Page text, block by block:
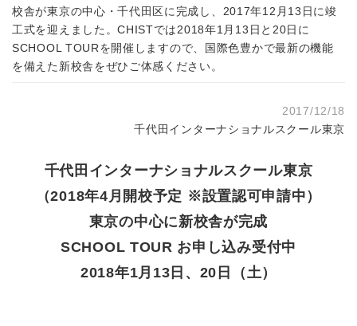
校舎が東京の中心・千代田区に完成し、2017年12月13日に竣
工式を迎えました。CHISTでは2018年1月13日と20日に
SCHOOL TOURを開催しますので、国際色豊かで最新の機能
を備えた新校舎をぜひご体感ください。
2017/12/18
千代田インターナショナルスクール東京
千代田インターナショナルスクール東京
（2018年4月開校予定 ※設置認可申請中）
東京の中心に新校舎が完成
SCHOOL TOUR お申し込み受付中
2018年1月13日、20日（土）